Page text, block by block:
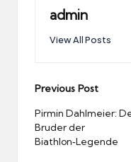
admin
View All Posts
Post
Previous Post
Pirmin Dahlmeier:
Bruder der
Biathlon‑Legende